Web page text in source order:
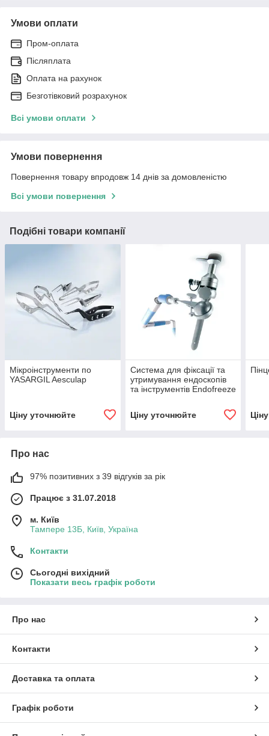
Умови оплати
Пром-оплата
Післяплата
Оплата на рахунок
Безготівковий розрахунок
Всі умови оплати
Умови повернення
Повернення товару впродовж 14 днів за домовленістю
Всі умови повернення
Подібні товари компанії
Мікроінструменти по
YASARGIL Aesculap
Ціну уточнюйте
Система для фіксації та
утримування ендоскопів
та інструментів Endofreeze
Ціну уточнюйте
Про нас
97% позитивних з 39 відгуків за рік
Працює з 31.07.2018
м. Київ
Тампере 13Б, Київ, Україна
Контакти
Сьогодні вихідний
Показати весь графік роботи
Про нас
Контакти
Доставка та оплата
Графік роботи